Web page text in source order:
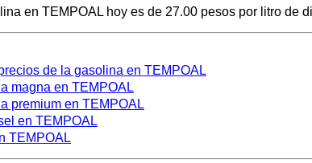
en TEMPOAL hoy es de 27.00 pesos por litro de
de la gasolina en TEMPOAL
magna en TEMPOAL
premium en TEMPOAL
en TEMPOAL
TEMPOAL